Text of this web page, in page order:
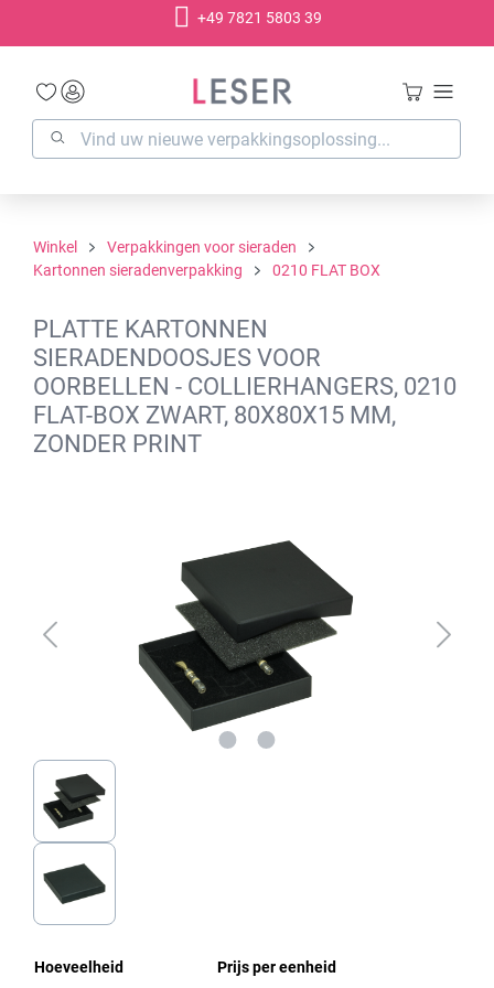
+49 7821 5803 39
Winkel
Verpakkingen voor sieraden
Kartonnen sieradenverpakking
0210 FLAT BOX
PLATTE KARTONNEN
SIERADENDOOSJES VOOR
OORBELLEN - COLLIERHANGERS, 0210
FLAT-BOX ZWART, 80X80X15 MM,
ZONDER PRINT
Hoeveelheid Prijs per eenheid